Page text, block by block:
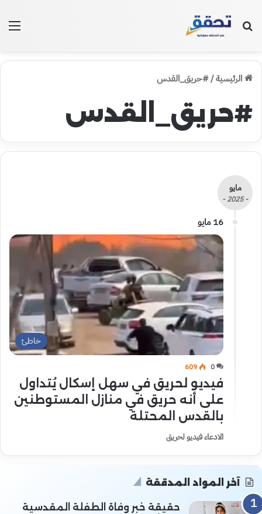
بحث عن
الرئيسية/#حريق_القدس
#حريق_القدس
مايو
- 2025 -
16 مايو
خاطئ
0
609
فيديو لحريق في سهل إسكال يُتداول
على أنه حريق في منازل المستوطنين
بالقدس المحتلة
الادعاء فيديو لحريق
آخر المواد المدققة
حقيقة خبر وفاة الطفلة المقدسية